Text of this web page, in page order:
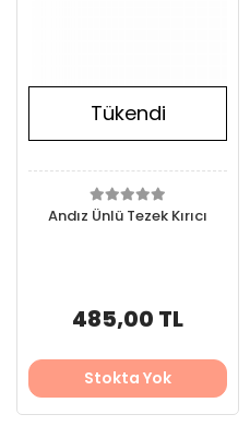
Tükendi
Andız Ünlü Tezek Kırıcı
485,00 TL
Stokta Yok